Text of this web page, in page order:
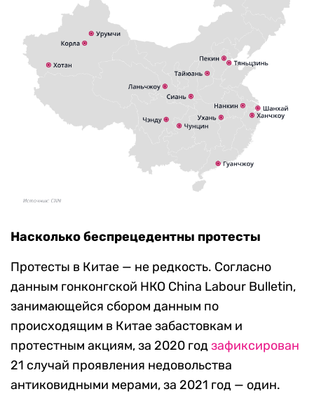
Насколько беспрецедентны протесты
Протесты в Китае — не редкость. Согласно
данным гонконгской НКО China Labour Bulletin,
занимающейся сбором данным по
происходящим в Китае забастовкам и
протестным акциям, за 2020 годзафиксирован
21 случай проявления недовольства
антиковидными мерами, за 2021 год — один.